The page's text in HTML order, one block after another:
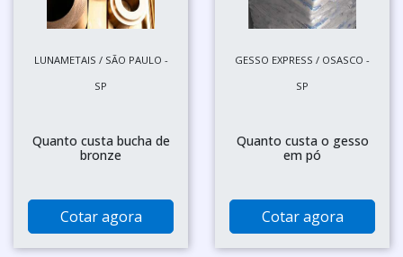
LUNAMETAIS / SÃO PAULO -
SP
Quanto custa bucha de
bronze
Cotar agora
GESSO EXPRESS / OSASCO -
SP
Quanto custa o gesso
em pó
Cotar agora